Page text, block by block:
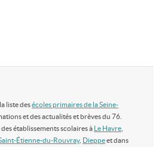
liste desécoles primaires de la Seine-
et des actualités et brèves du 76.
établissements scolaires à Le Havre,
Étienne-du-Rouvray, Dieppeet dans